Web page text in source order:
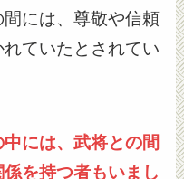
には、尊敬や信頼
ていたとされてい
には、武将との間
を持つ者もいまし